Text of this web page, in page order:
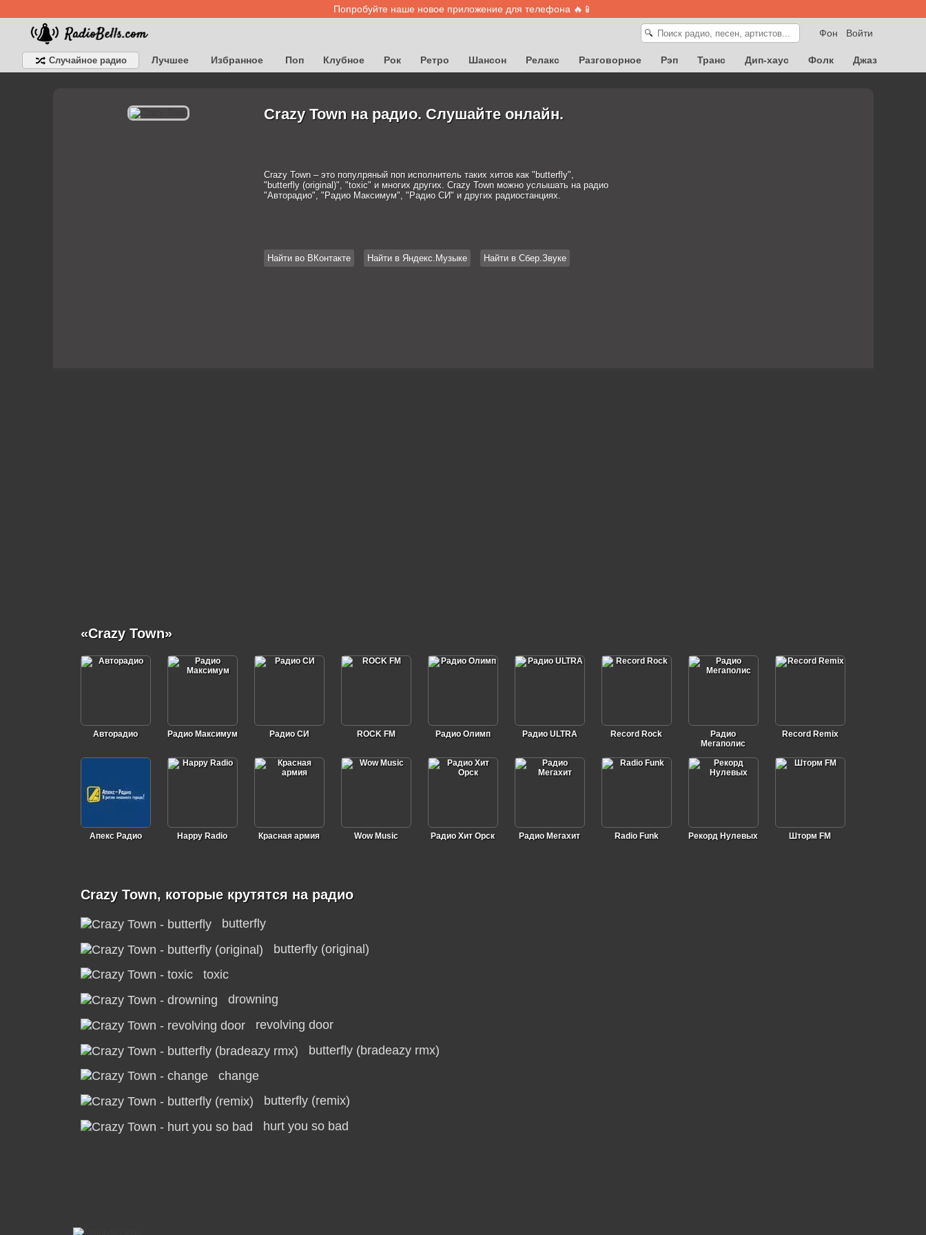
Попробуйте наше новое приложение для телефона 🔥📱
Войти
Фон
🔍
Случайное радио Лучшее Избранное Поп Клубное Рок Ретро Шансон Релакс Разговорное Рэп Транс Дип-хаус Фолк
Джаз
Crazy Town на радио. Слушайте онлайн.
Crazy Town – это популряный поп исполнитель таких хитов как "butterfly",
"butterfly (original)", "toxic" и многих других. Crazy Town можно услышать на радио
"Авторадио", "Радио Максимум", "Радио СИ" и других радиостанциях.
Найти во ВКонтакте Найти в Яндекс.Музыке Найти в Сбер.Звуке
«Crazy Town»
Авторадио Радио Максимум Радио СИ ROCK FM Радио Олимп Радио ULTRA Record Rock
Радио
Мегаполис
Record Remix
Апекс Радио Happy Radio Красная армия Wow Music Радио Хит Орск Радио Мегахит Radio Funk Рекорд Нулевых Шторм FM
Crazy Town, которые крутятся на радио
butterfly
butterfly (original)
toxic
drowning
revolving door
butterfly (bradeazy rmx)
change
butterfly (remix)
hurt you so bad